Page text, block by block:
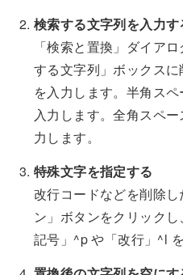
検索する文字列を入力す
「検索と置換」ダイア
する文字列」ボックス
を入力します。半角ス
入力します。全角スペ
力します。
特殊文字を指定する
改行コードなどを削除
ン」ボタンをクリック
記号」^p や「改行」^l